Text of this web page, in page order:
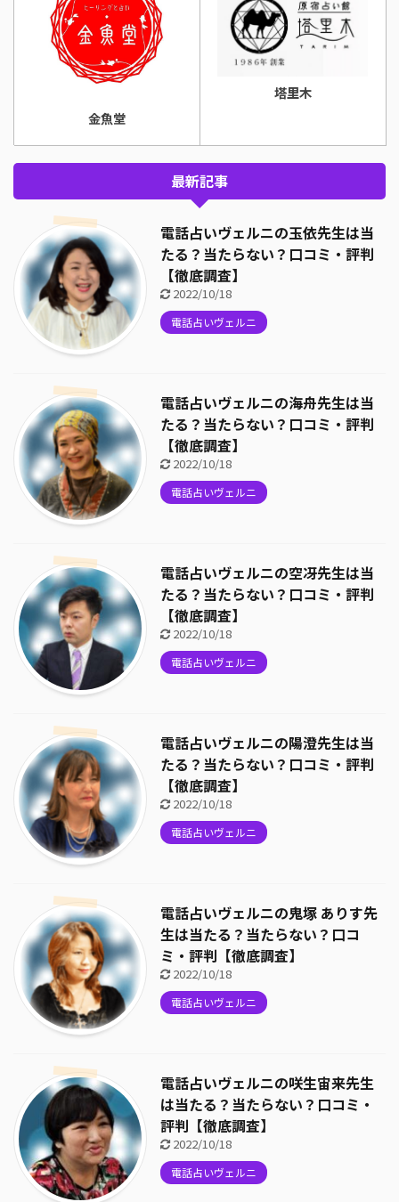
金魚堂
塔里木
最新記事
電話占いヴェルニの玉依先生は当
たる？当たらない？口コミ・評判
【徹底調査】
2022/10/18
電話占いヴェルニ
電話占いヴェルニの海舟先生は当
たる？当たらない？口コミ・評判
【徹底調査】
2022/10/18
電話占いヴェルニ
電話占いヴェルニの空冴先生は当
たる？当たらない？口コミ・評判
【徹底調査】
2022/10/18
電話占いヴェルニ
電話占いヴェルニの陽澄先生は当
たる？当たらない？口コミ・評判
【徹底調査】
2022/10/18
電話占いヴェルニ
電話占いヴェルニの鬼塚 ありす先
生は当たる？当たらない？口コ
ミ・評判【徹底調査】
2022/10/18
電話占いヴェルニ
電話占いヴェルニの咲生宙来先生
は当たる？当たらない？口コミ・
評判【徹底調査】
2022/10/18
電話占いヴェルニ